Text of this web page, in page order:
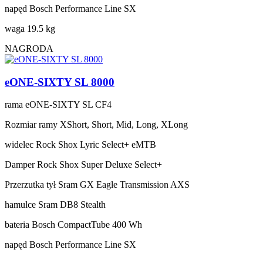
napęd Bosch Performance Line SX
waga 19.5 kg
NAGRODA
eONE-SIXTY SL 8000
rama eONE-SIXTY SL CF4
Rozmiar ramy XShort, Short, Mid, Long, XLong
widelec Rock Shox Lyric Select+ eMTB
Damper Rock Shox Super Deluxe Select+
Przerzutka tył Sram GX Eagle Transmission AXS
hamulce Sram DB8 Stealth
bateria Bosch CompactTube 400 Wh
napęd Bosch Performance Line SX